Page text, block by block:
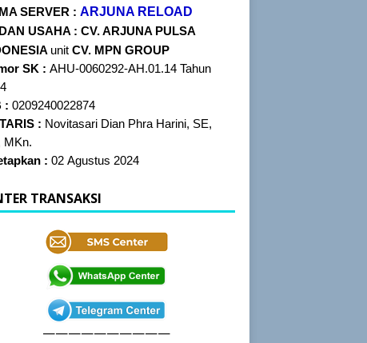
SERVER : ARJUNA RELOAD
USAHA : CV. ARJUNA PULSA
unit CV. MPN GROUP
SK : AHU-0060292-AH.01.14 Tahun
: 0209240022874
: Novitasari Dian Phra Harini, SE,
MKn.
: 02 Agustus 2024
TRANSAKSI
——————————